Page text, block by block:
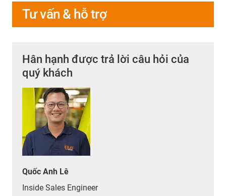
Tư vấn & hỗ trợ
Hân hạnh được trả lời câu hỏi của
quý khách
Quốc Anh Lê
Inside Sales Engineer